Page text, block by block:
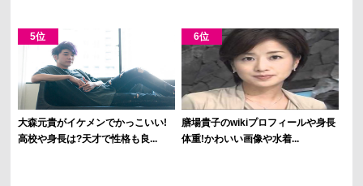
大森元貴がイケメンでかっこいい!
高校や身長は?天才で性格も良...
膳場貴子のwikiプロフィールや身長
体重!かわいい画像や水着...